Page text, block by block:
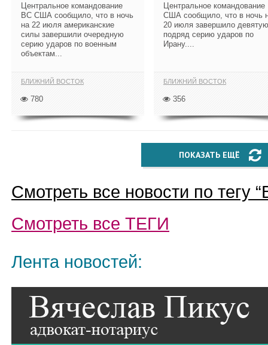
Центральное командование
ВС США сообщило, что в ночь
на 22 июля американские
силы завершили очередную
серию ударов по военным
объектам...
БЛИЖНИЙ ВОСТОК
780
Центральное командование
США сообщило, что в ночь
20 июля завершило девятую
подряд серию ударов по
Ирану....
БЛИЖНИЙ ВОСТОК
356
ПОКАЗАТЬ ЕЩЁ
Смотреть все новости по тегу “
Смотреть все ТЕГИ
Лента новостей: